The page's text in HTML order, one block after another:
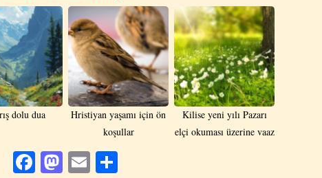
dolu dua
Hristiyan yaşamı için ön
koşullar
Kilise yeni yılı Pazarı
elçi okuması üzerine vaaz
Facebook
Mastodon
EmailShare